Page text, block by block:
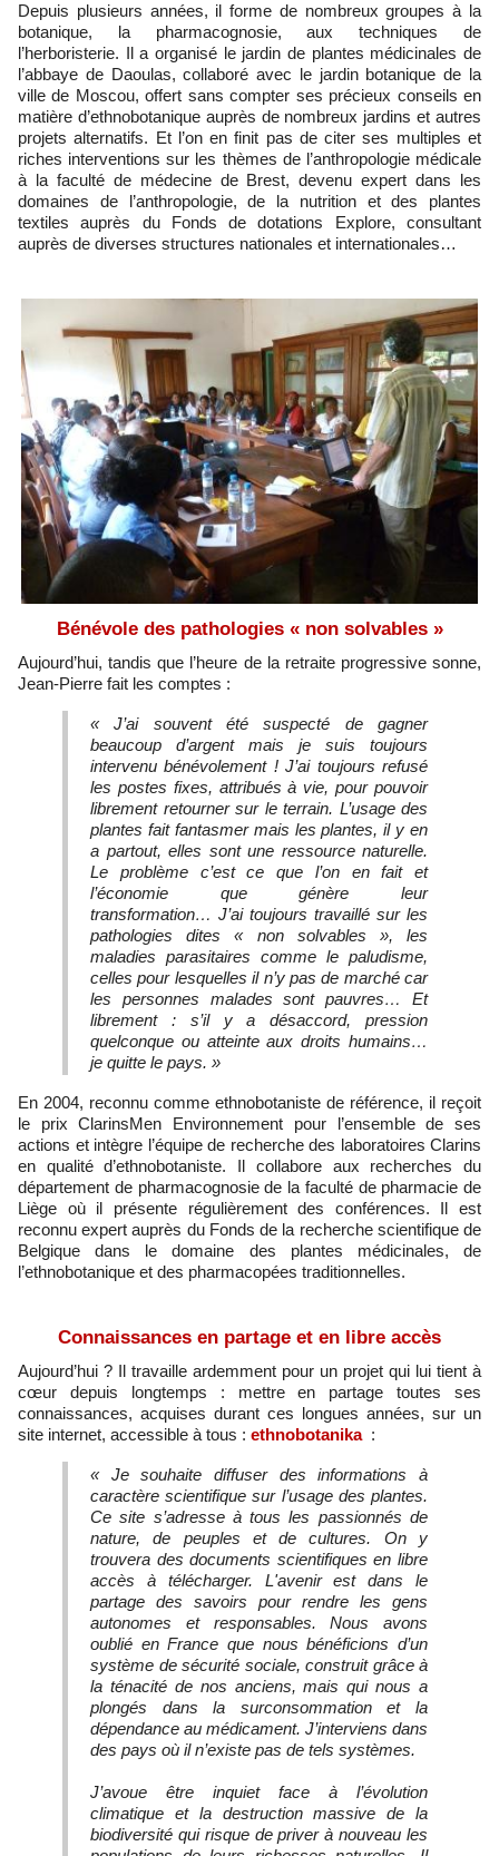
Depuis plusieurs années, il forme de nombreux groupes à la
botanique, la pharmacognosie, aux techniques de
l’herboristerie. Il a organisé le jardin de plantes médicinales de
l’abbaye de Daoulas, collaboré avec le jardin botanique de la
ville de Moscou, offert sans compter ses précieux conseils en
matière d’ethnobotanique auprès de nombreux jardins et autres
projets alternatifs. Et l’on en finit pas de citer ses multiples et
riches interventions sur les thèmes de l’anthropologie médicale
à la faculté de médecine de Brest, devenu expert dans les
domaines de l’anthropologie, de la nutrition et des plantes
textiles auprès du Fonds de dotations Explore, consultant
auprès de diverses structures nationales et internationales…
Bénévole des pathologies « non solvables »
Aujourd’hui, tandis que l’heure de la retraite progressive sonne,
Jean-Pierre fait les comptes :
« J’ai souvent été suspecté de gagner
beaucoup d’argent mais je suis toujours
intervenu bénévolement ! J’ai toujours refusé
les postes fixes, attribués à vie, pour pouvoir
librement retourner sur le terrain. L’usage des
plantes fait fantasmer mais les plantes, il y en
a partout, elles sont une ressource naturelle.
Le problème c’est ce que l’on en fait et
l’économie que génère leur
transformation… J’ai toujours travaillé sur les
pathologies dites « non solvables », les
maladies parasitaires comme le paludisme,
celles pour lesquelles il n’y pas de marché car
les personnes malades sont pauvres… Et
librement : s’il y a désaccord, pression
quelconque ou atteinte aux droits humains…
je quitte le pays. »
En 2004, reconnu comme ethnobotaniste de référence, il reçoit
le prix ClarinsMen Environnement pour l’ensemble de ses
actions et intègre l’équipe de recherche des laboratoires Clarins
en qualité d’ethnobotaniste. Il collabore aux recherches du
département de pharmacognosie de la faculté de pharmacie de
Liège où il présente régulièrement des conférences. Il est
reconnu expert auprès du Fonds de la recherche scientifique de
Belgique dans le domaine des plantes médicinales, de
l’ethnobotanique et des pharmacopées traditionnelles.
Connaissances en partage et en libre accès
Aujourd’hui ? Il travaille ardemment pour un projet qui lui tient à
cœur depuis longtemps : mettre en partage toutes ses
connaissances, acquises durant ces longues années, sur un
site internet, accessible à tous : ethnobotanika:
« Je souhaite diffuser des informations à
caractère scientifique sur l’usage des plantes.
Ce site s’adresse à tous les passionnés de
nature, de peuples et de cultures. On y
trouvera des documents scientifiques en libre
accès à télécharger. L'avenir est dans le
partage des savoirs pour rendre les gens
autonomes et responsables. Nous avons
oublié en France que nous bénéficions d’un
système de sécurité sociale, construit grâce à
la ténacité de nos anciens, mais qui nous a
plongés dans la surconsommation et la
dépendance au médicament. J’interviens dans
des pays où il n’existe pas de tels systèmes.
J’avoue être inquiet face à l’évolution
climatique et la destruction massive de la
biodiversité qui risque de priver à nouveau les